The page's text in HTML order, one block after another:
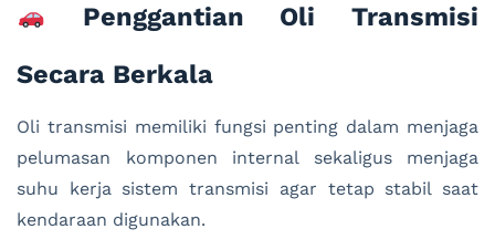
Penggantian Oli Transmisi
Secara Berkala
Oli transmisi memiliki fungsi penting dalam menjaga
pelumasan komponen internal sekaligus menjaga
suhu kerja sistem transmisi agar tetap stabil saat
kendaraan digunakan.